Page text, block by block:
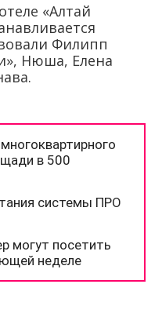
«Алтай
Филипп
Нюша, Елена